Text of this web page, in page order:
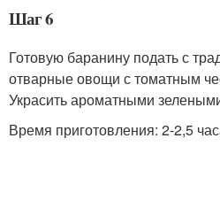
Шаг 6
Готовую баранину подать с
отварные овощи с томатным
Украсить ароматными
Время приготовления: 2-2,5